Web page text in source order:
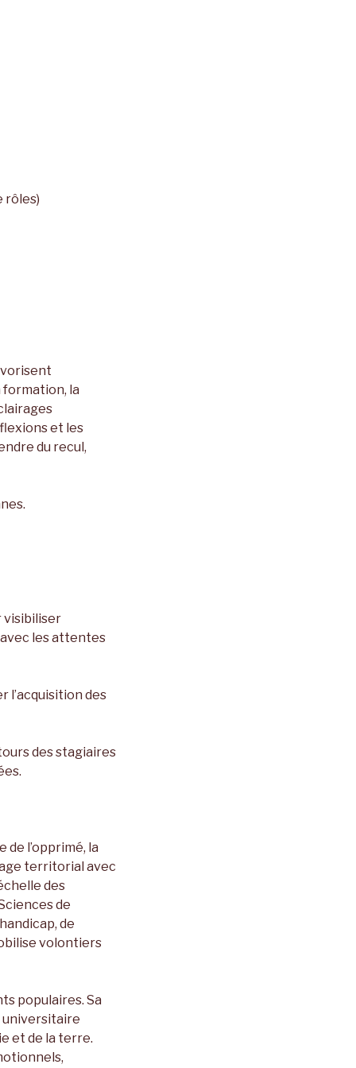
rôles)
formation, la
et les
du recul,
visibiliser
avec les attentes
l’acquisition des
des stagiaires
l’opprimé, la
territorial avec
des
de
de
volontiers
populaires. Sa
universitaire
et de la terre.